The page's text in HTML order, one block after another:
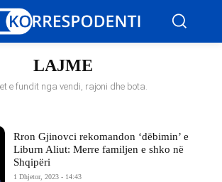
LAJME
e fundit nga vendi, rajoni dhe bota.
Rron Gjinovci rekomandon ‘dëbimin’ e
Liburn Aliut: Merre familjen e shko në
Shqipëri
1 Dhjetor, 2023 - 14:43